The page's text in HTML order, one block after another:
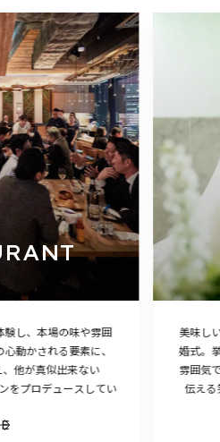
し、本場の味や雰囲
動かされる要素に、
他が真似出来ない
をプロデュースしてい
美味し
婚式。
雰囲気
伝える